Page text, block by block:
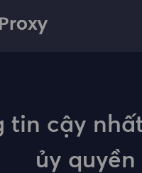
tin cậy
ủy quyền